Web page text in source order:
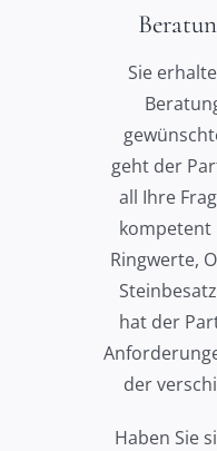
Sie
geht der
all Ihre
kompetent
Ringwerte,
hat der
der
Haben Sie